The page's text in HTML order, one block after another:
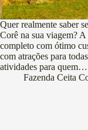
Quer realmente saber
Corê na sua viagem?
completo com ótimo
com atrações para
atividades para quem…
Fazenda Ceita